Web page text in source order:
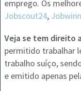
emprego. Os
Jobscout24,
Veja se tem direito
permitido trabalhar
trabalho suíço,
e emitido apenas